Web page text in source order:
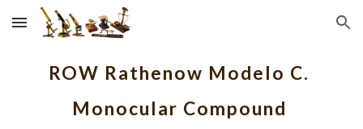
Skip to main content Skip to navigation
ROW Rathenow Modelo C.
Monocular Compound